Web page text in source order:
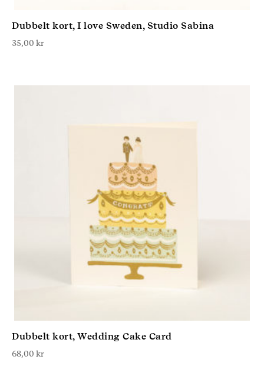
Dubbelt kort, I love Sweden, Studio Sabina
35,00 kr
Dubbelt kort, Wedding Cake Card
68,00 kr